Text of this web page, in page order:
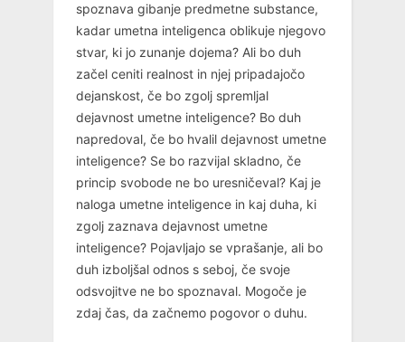
spoznava gibanje predmetne substance,
kadar umetna inteligenca oblikuje njegovo
stvar, ki jo zunanje dojema? Ali bo duh
začel ceniti realnost in njej pripadajočo
dejanskost, če bo zgolj spremljal
dejavnost umetne inteligence? Bo duh
napredoval, če bo hvalil dejavnost umetne
inteligence? Se bo razvijal skladno, če
princip svobode ne bo uresničeval? Kaj je
naloga umetne inteligence in kaj duha, ki
zgolj zaznava dejavnost umetne
inteligence? Pojavljajo se vprašanje, ali bo
duh izboljšal odnos s seboj, če svoje
odsvojitve ne bo spoznaval. Mogoče je
zdaj čas, da začnemo pogovor o duhu.